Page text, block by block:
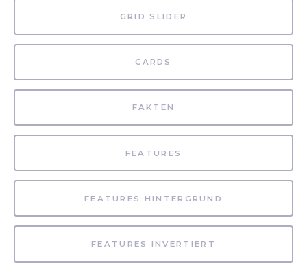
GRID SLIDER
CARDS
FAKTEN
FEATURES
FEATURES HINTERGRUND
FEATURES INVERTIERT